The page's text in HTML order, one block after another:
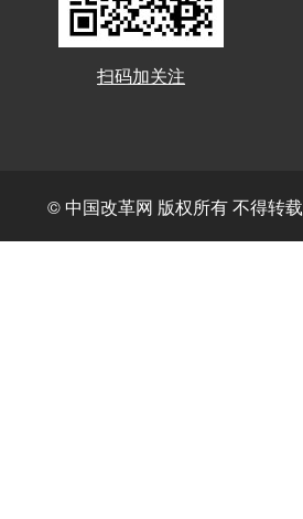
扫码加关注
© 中国改革网 版权所有 不得转载